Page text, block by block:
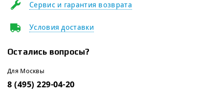
Сервис и гарантия возврата
Условия доставки
Остались вопросы?
Для Москвы
8 (495) 229-04-20